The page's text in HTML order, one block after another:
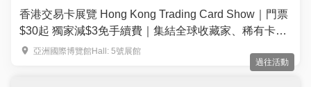
香港交易卡展覽 Hong Kong Trading Card Show｜門票
$30起 獨家減$3免手續費｜集結全球收藏家、稀有卡
150+攤位— 運動卡、寶可夢、集換式卡牌遊戲、航海王
亞洲國際博覽館Hall: 5號展館
過往活動